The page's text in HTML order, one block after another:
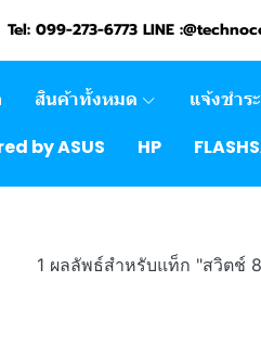
Tel: 099-273-6773 LINE
สินค้าทั้งหมด
แจ้งชำร
by ASUS HP
1 ผลลัพธ์สำหรับแท็ก "สวิตช์